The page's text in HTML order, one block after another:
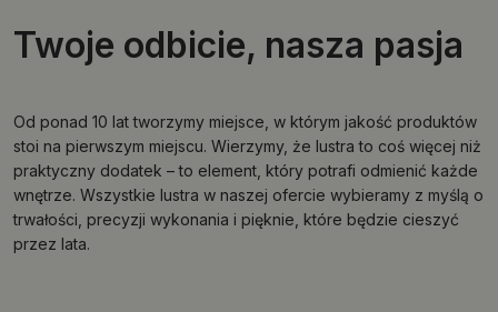
Twoje odbicie, nasza pasja
Od ponad 10 lat tworzymy miejsce, w którym jakość produktów
stoi na pierwszym miejscu. Wierzymy, że lustra to coś więcej niż
praktyczny dodatek – to element, który potrafi odmienić każde
wnętrze. Wszystkie lustra w naszej ofercie wybieramy z myślą o
trwałości, precyzji wykonania i pięknie, które będzie cieszyć
przez lata.